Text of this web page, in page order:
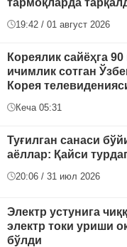
тармоқларда
19:42 / 01 август 2026
Кореялик сайёҳга
ичимлик сотган
Корея
Кеча 05:31
Туғилган санаси
аёллар: Қайси
20:06 / 31 июл 2026
Электр устунига
электр токи уриши
бўлди